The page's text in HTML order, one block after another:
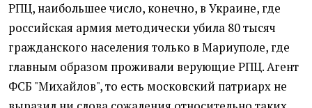
РПЦ, наибольшее число, конечно, в Украине, где
российская армия методически убила 80 тысяч
гражданского населения только в Мариуполе, где
главным образом проживали верующие РПЦ. Агент
ФСБ "Михайлов", то есть московский патриарх не